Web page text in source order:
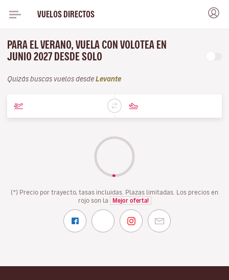
VUELOS DIRECTOS
PARA EL VERANO, VUELA CON VOLOTEA EN
JUNIO 2027 DESDE SOLO
Quizás buscas vuelos desde Levante
(*) Precio por trayecto, tasas incluidas. Plazas limitadas. Los precios en
rojo son la
Mejor oferta!